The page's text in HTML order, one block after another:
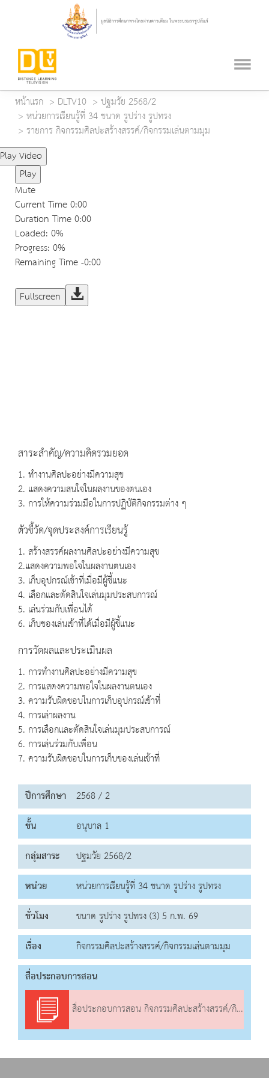
หน้าแรก DLTV10
ปฐมวัย 2568/2
หน่วยการเรียนรู้ที่ 34 ขนาด รูปร่าง รูปทรง
รายการ กิจกรรมศิลปะสร้างสรรค์/กิจกรรมเล่นตามมุม
Play Video
Play
Mute
Current Time0:00
Duration Time0:00
Loaded: 0%
Progress: 0%
Remaining Time-0:00
Fullscreen
สาระสำคัญ/ความคิดรวมยอด
1. ทำงานศิลปะอย่างมีความสุข
2. แสดงความสนใจในผลงานของตนเอง
3. การให้ความร่วมมือในการปฏิบัติกิจกรรมต่าง ๆ
ตัวชี้วัด/จุดประสงค์การเรียนรู้
1. สร้างสรรค์ผลงานศิลปะอย่างมีความสุข
2.แสดงความพอใจในผลงานตนเอง
3. เก็บอุปกรณ์เข้าที่เมื่อมีผู้ชี้แนะ
4. เลือกและตัดสินใจเล่นมุมประสบการณ์
5. เล่นร่วมกับเพื่อนได้
6. เก็บของเล่นเข้าที่ได้เมื่อมีผู้ชี้แนะ
การวัดผลและประเมินผล
1. การทำงานศิลปะอย่างมีความสุข
2. การแสดงความพอใจในผลงานตนเอง
3. ความรับผิดชอบในการเก็บอุปกรณ์เข้าที่
4. การเล่าผลงาน
5. การเลือกและตัดสินใจเล่นมุมประสบการณ์
6. การเล่นร่วมกับเพื่อน
7. ความรับผิดชอบในการเก็บของเล่นเข้าที่
ปีการศึกษา 2568 / 2
ชั้น
อนุบาล 1
กลุ่มสาระ
ปฐมวัย 2568/2
หน่วย
หน่วยการเรียนรู้ที่ 34 ขนาด รูปร่าง รูปทรง
ชั่วโมง
ขนาด รูปร่าง รูปทรง (3) 5 ก.พ. 69
เรื่อง
กิจกรรมศิลปะสร้างสรรค์/กิจกรรมเล่นตามมุม
สื่อประกอบการสอน
สื่อประกอบการสอน กิจกรรมศิลปะสร้างสรรค์/กิจกรรมเล่นตามมุม